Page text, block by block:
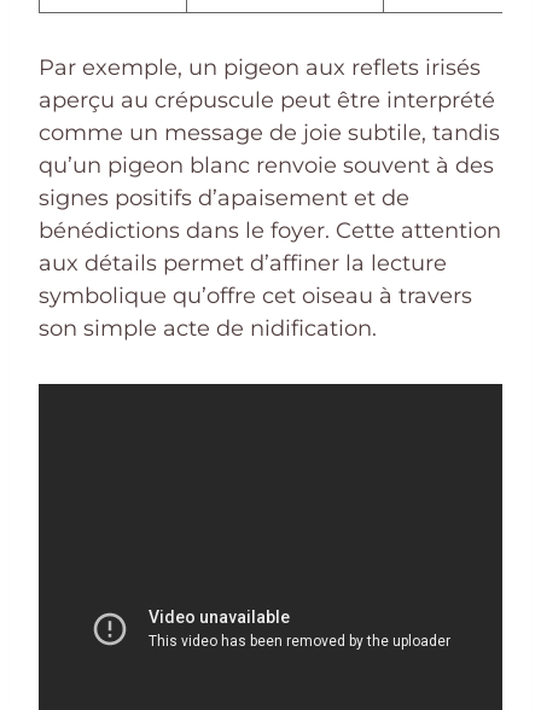
Par exemple, un pigeon aux reflets irisés
aperçu au crépuscule peut être interprété
comme un message de joie subtile, tandis
qu’un pigeon blanc renvoie souvent à des
signes positifs d’apaisement et de
bénédictions dans le foyer. Cette attention
aux détails permet d’affiner la lecture
symbolique qu’offre cet oiseau à travers
son simple acte de nidification.